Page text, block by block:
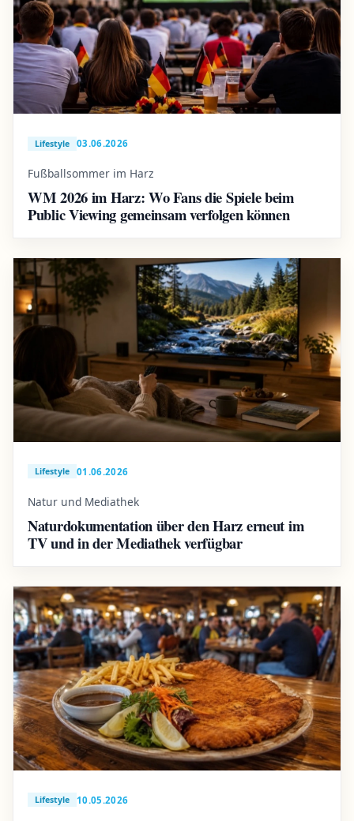
Lifestyle 03.06.2026
Fußballsommer im Harz
WM 2026 im Harz: Wo Fans die Spiele beim
Public Viewing gemeinsam verfolgen können
Lifestyle 01.06.2026
Natur und Mediathek
Naturdokumentation über den Harz erneut im
TV und in der Mediathek verfügbar
Lifestyle 10.05.2026